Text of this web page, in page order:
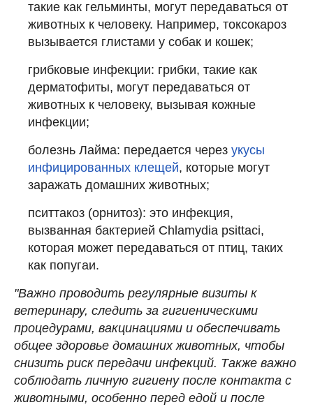
такие как гельминты, могут передаваться от
животных к человеку. Например, токсокароз
вызывается глистами у собак и кошек;
грибковые инфекции: грибки, такие как
дерматофиты, могут передаваться от
животных к человеку, вызывая кожные
инфекции;
болезнь Лайма: передается через укусы
инфицированных клещей, которые могут
заражать домашних животных;
пситтакоз (орнитоз): это инфекция,
вызванная бактерией Chlamydia psittaci,
которая может передаваться от птиц, таких
как попугаи.
"Важно проводить регулярные визиты к
ветеринару, следить за гигиеническими
процедурами, вакцинациями и обеспечивать
общее здоровье домашних животных, чтобы
снизить риск передачи инфекций. Также важно
соблюдать личную гигиену после контакта с
животными, особенно перед едой и после